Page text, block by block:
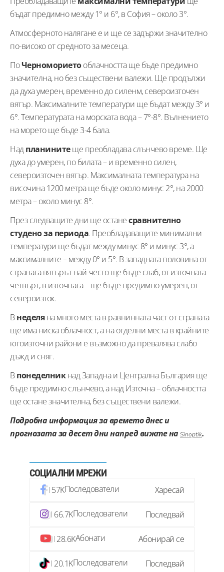
бъдат предимно между 1° и 6°, в София – около 3°.
Атмосферното налягане е и ще се задържи значително
по-високо от средното за месеца.
ПоЧерномориетооблачността ще бъде предимно
значителна, но без съществени валежи. Ще продължи
да духа умерен, временно до силенм, североизточен
вятър. Максималните температури ще бъдат между 3° и
6°. Температурата на морската вода – 7°-8°. Вълнението
на морето ще бъде 3-4 бала.
Надпланинитеще преобладава слънчево време. Ще
духа до умерен, по билата – и временно силен,
североизточен вятър. Максималната температура на
височина 1200 метра ще бъде около минус 2°, на 2000
метра – около минус 8°.
През следващите дни ще останесравнително
студено за периода. Преобладаващите минимални
температури ще бъдат между минус 8° и минус 3°, а
максималните – между 0° и 5°. В западната половина от
страната вятърът най-често ще бъде слаб, от източната
четвърт, в източната – ще бъде предимно умерен, от
североизток.
Внеделяна много места в равнинната част от страната
ще има ниска облачност, а на отделни места в крайните
югоизточни райони е възможно да превалява слабо
дъжд и сняг.
Впонеделникнад Западна и Централна България ще
бъде предимно слънчево, а над Източна – облачността
ще остане значителна, без съществени валежи.
Подробна информация за времето днес и
прогнозата за десет дни напред вижте наSinoptik.
СОЦИАЛНИ МРЕЖИ
57KПоследователи Харесай
66.7KПоследователи Последвай
28.6KАбонати Абонирай се
20.1KПоследователи Последвай